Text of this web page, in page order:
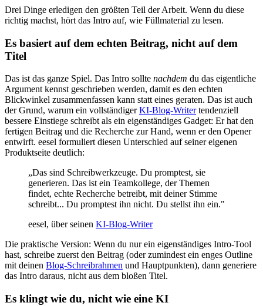
Drei Dinge erledigen den größten Teil der Arbeit. Wenn du diese
richtig machst, hört das Intro auf, wie Füllmaterial zu lesen.
Es basiert auf dem echten Beitrag, nicht auf dem
Titel
Das ist das ganze Spiel. Das Intro sollte nachdem du das eigentliche
Argument kennst geschrieben werden, damit es den echten
Blickwinkel zusammenfassen kann statt eines geraten. Das ist auch
der Grund, warum ein vollständigerKI-Blog-Writertendenziell
bessere Einstiege schreibt als ein eigenständiges Gadget: Er hat den
fertigen Beitrag und die Recherche zur Hand, wenn er den Opener
entwirft. eesel formuliert diesen Unterschied auf seiner eigenen
Produktseite deutlich:
„Das sind Schreibwerkzeuge. Du promptest, sie
generieren. Das ist ein Teamkollege, der Themen
findet, echte Recherche betreibt, mit deiner Stimme
schreibt... Du promptest ihn nicht. Du stellst ihn ein."
eesel, über seinen KI-Blog-Writer
Die praktische Version: Wenn du nur ein eigenständiges Intro-Tool
hast, schreibe zuerst den Beitrag (oder zumindest ein enges Outline
mit deinen Blog-Schreibrahmen und Hauptpunkten), dann generiere
das Intro daraus, nicht aus dem bloßen Titel.
Es klingt wie du, nicht wie eine KI